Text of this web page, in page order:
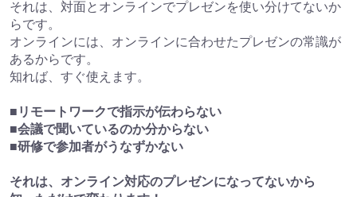
それは、対面とオンラインでプレゼンを使い分けてないか
らです。
オンラインには、オンラインに合わせたプレゼンの常識が
あるからです。
知れば、すぐ使えます。
■リモートワークで指示が伝わらない
■会議で聞いているのか分からない
■研修で参加者がうなずかない
それは、オンライン対応のプレゼンになってないから